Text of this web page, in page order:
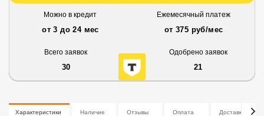
Можно в кредит
от 3 до 24 мес
Ежемесячный платеж
от 375 руб/мес
Всего заявок
30
Одобрено заявок
21
Характеристики Наличие Отзывы Оплата Доставка